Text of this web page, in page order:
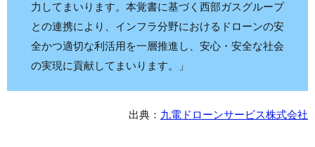
力してまいります。本覚書に基づく西部ガスグループ
との連携により、インフラ分野におけるドローンの安
全かつ適切な利活用を一層推進し、安心・安全な社会
の実現に貢献してまいります。」
出典： 九電ドローンサービス株式会社